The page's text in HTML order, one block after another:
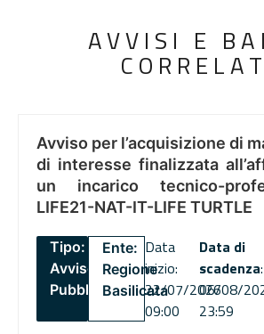
AVVISI E
Avviso per l’acquisizione di
di interesse finalizzata
un incarico tecnico-
LIFE21-NAT-IT-LIFE TURTLE
Tipo:
Avviso
Pubblico
Ente:
Regione
Basilicata
Data
inizio:
22/07/2026
09:00
Data di
scadenza:
06/08/
23:59